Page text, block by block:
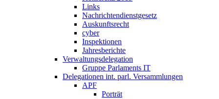
Links
Nachrichtendienstgesetz
Auskunftsrecht
cyber
Inspektionen
Jahresberichte
Verwaltungsdelegation
Gruppe Parlaments IT
Delegationen int. parl. Versammlungen
APF
Porträt